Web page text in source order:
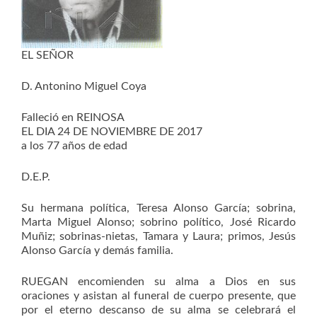
EL SEÑOR
D. Antonino Miguel Coya
Falleció en REINOSA
EL DIA 24 DE NOVIEMBRE DE 2017
a los 77 años de edad
D.E.P.
Su hermana política, Teresa Alonso García; sobrina,
Marta Miguel Alonso; sobrino político, José Ricardo
Muñiz; sobrinas-nietas, Tamara y Laura; primos, Jesús
Alonso García y demás familia.
RUEGAN encomienden su alma a Dios en sus
oraciones y asistan al funeral de cuerpo presente, que
por el eterno descanso de su alma se celebrará el